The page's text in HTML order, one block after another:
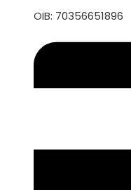
OIB: 70356651896